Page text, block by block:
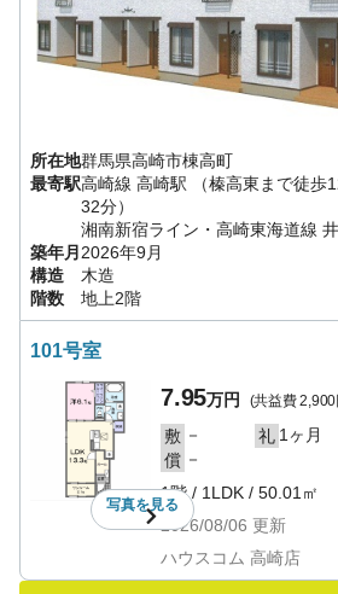
所在地群馬県高崎市棟高町
最寄駅高崎線 高崎駅
（榛高東まで徒
32分）
湘南新宿ライン・高崎東海道線
築年月 2026年9月
構造
木造
階数
地上2階
101号室
写真を見る
7.95万円 (共益費2,900
敷 － 礼 1ヶ月
償 －
1階/ 1LDK / 50.01㎡
2026/08/06 更新
ハウスコム 高崎店